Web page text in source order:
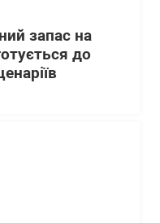
запас на
до